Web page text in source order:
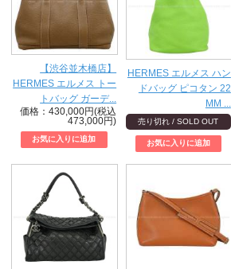
【渋谷並木橋店】
HERMES エルメス トー
トバッグ ガーデ...
価格：430,000円(税込
473,000円)
HERMES エルメス ハン
ドバッグ ピコタン 22
MM ...
売り切れ / SOLD OUT